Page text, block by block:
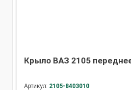
Крыло ВАЗ 2105
Артикул: 2105-8403010